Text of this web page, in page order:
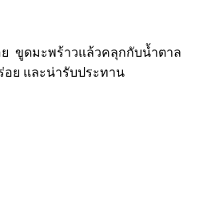
ย ขูดมะพร้าวแล้วคลุกกับน้ำตาล
อย และน่ารับประทาน